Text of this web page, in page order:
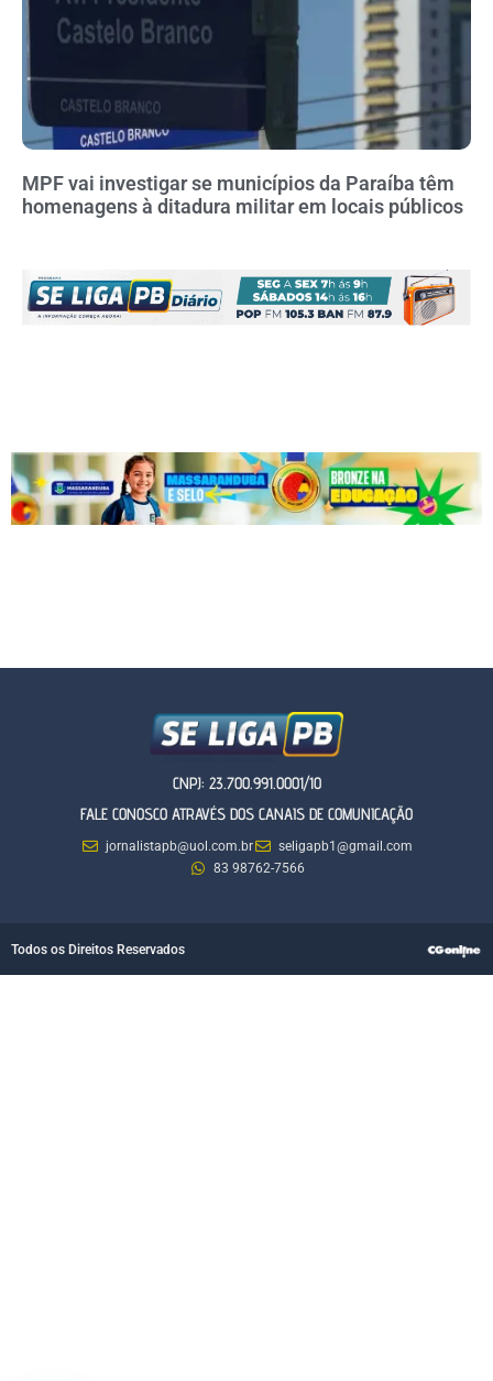
MPF vai investigar se municípios da Paraíba têm
homenagens à ditadura militar em locais públicos
CNPJ: 23.700.991.0001/10
FALE CONOSCO ATRAVÉS DOS CANAIS DE COMUNICAÇÃO
jornalistapb@uol.com.br
seligapb1@gmail.com
83 98762-7566
Todos os Direitos Reservados